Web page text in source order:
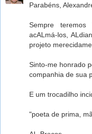
Parabéns,
Sempre teremos
acALmá-los,
projeto
Sinto-me honrado
companhia de sua
E um trocadilho
"poeta de prima,